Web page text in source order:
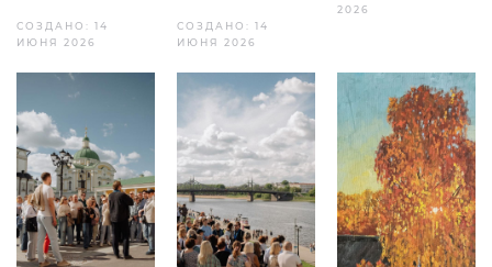
СОЗДАНО: 14
ИЮНЯ 2026
СОЗДАНО: 14
ИЮНЯ 2026
2026